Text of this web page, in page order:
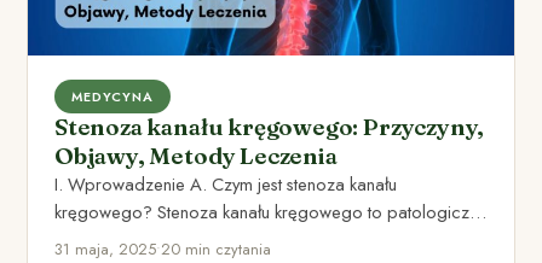
MEDYCYNA
Stenoza kanału kręgowego: Przyczyny,
Objawy, Metody Leczenia
I. Wprowadzenie A. Czym jest stenoza kanału
kręgowego? Stenoza kanału kręgowego to patologiczne
zwężenie kanału kręgowego, w którym…
31 maja, 2025•20 min czytania